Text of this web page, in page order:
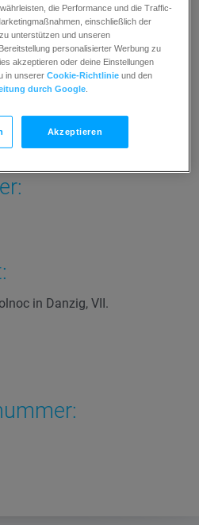
gr-de@cs.getresponse.com
Brzezinski (COO)
in Danzig, VII.
die Performance und die Traffic-
einschließlich der
unterstützen und unseren
personalisierter Werbung zu
akzeptieren oder deine Einstellungen
in unsererCookie-Richtlinie und den
durch Google
Akzeptieren